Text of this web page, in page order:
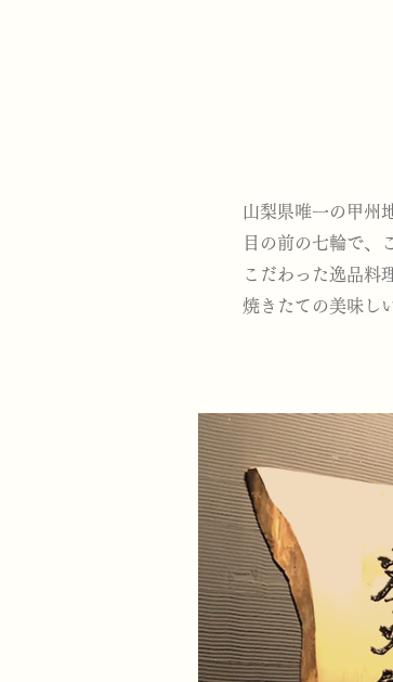
山梨県唯一の甲州
目の前の七輪で、
こだわった逸品料
焼きたての美味し